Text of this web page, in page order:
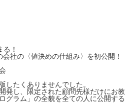
！
社の〈値決めの仕組み〉を初公開！
したくありませんでした。
発し、限定された顧問先様だけにお教
グラム」の全貌を全ての人に公開する